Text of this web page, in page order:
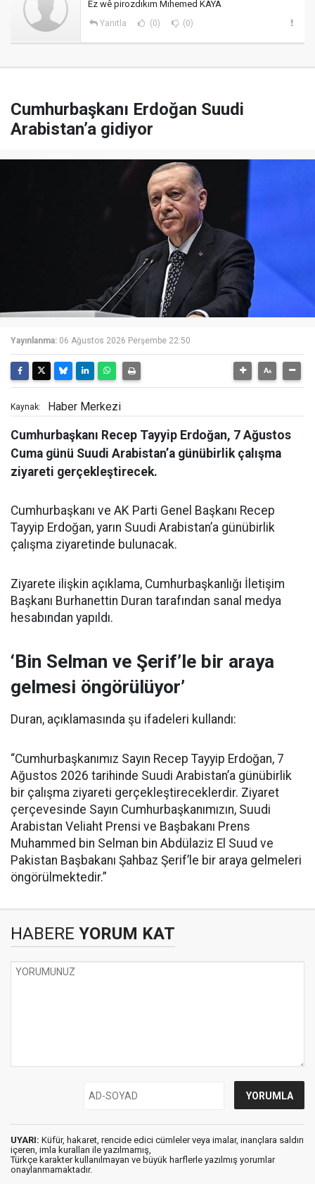
Ez wê pirozdıkım Mıhemed KAYA
Yanıtla (0) (0)
Cumhurbaşkanı Erdoğan Suudi
Arabistan’a gidiyor
Yayınlanma: 06 Ağustos 2026 Perşembe 22:50
Kaynak: Haber Merkezi
Cumhurbaşkanı Recep Tayyip Erdoğan, 7 Ağustos
Cuma günü Suudi Arabistan’a günübirlik çalışma
ziyareti gerçekleştirecek.
Cumhurbaşkanı ve AK Parti Genel Başkanı Recep
Tayyip Erdoğan, yarın Suudi Arabistan’a günübirlik
çalışma ziyaretinde bulunacak.
Ziyarete ilişkin açıklama, Cumhurbaşkanlığı İletişim
Başkanı Burhanettin Duran tarafından sanal medya
hesabından yapıldı.
‘Bin Selman ve Şerif’le bir araya
gelmesi öngörülüyor’
Duran, açıklamasında şu ifadeleri kullandı:
“Cumhurbaşkanımız Sayın Recep Tayyip Erdoğan, 7
Ağustos 2026 tarihinde Suudi Arabistan’a günübirlik
bir çalışma ziyareti gerçekleştireceklerdir. Ziyaret
çerçevesinde Sayın Cumhurbaşkanımızın, Suudi
Arabistan Veliaht Prensi ve Başbakanı Prens
Muhammed bin Selman bin Abdülaziz El Suud ve
Pakistan Başbakanı Şahbaz Şerif’le bir araya gelmeleri
öngörülmektedir.”
HABERE YORUM KAT
UYARI: Küfür, hakaret, rencide edici cümleler veya imalar, inançlara saldırı
içeren, imla kuralları ile yazılmamış,
Türkçe karakter kullanılmayan ve büyük harflerle yazılmış yorumlar
onaylanmamaktadır.